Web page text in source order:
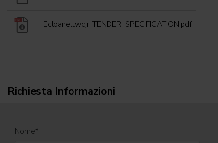
Eclpaneltwcjr_TENDER_SPECIFICATION.pdf
Richiesta Informazioni
Nome*